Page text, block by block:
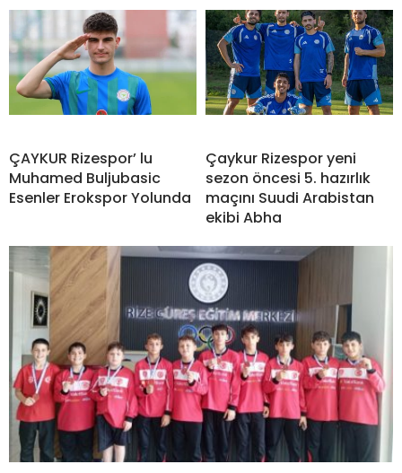
ÇAYKUR Rizespor’ lu
Muhamed Buljubasic
Esenler Erokspor Yolunda
Çaykur Rizespor yeni
sezon öncesi 5. hazırlık
maçını Suudi Arabistan
ekibi Abha